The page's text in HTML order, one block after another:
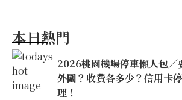
本日熱門
2026桃園機場停車懶人包／
外圍？收費各多少？信用卡
理！